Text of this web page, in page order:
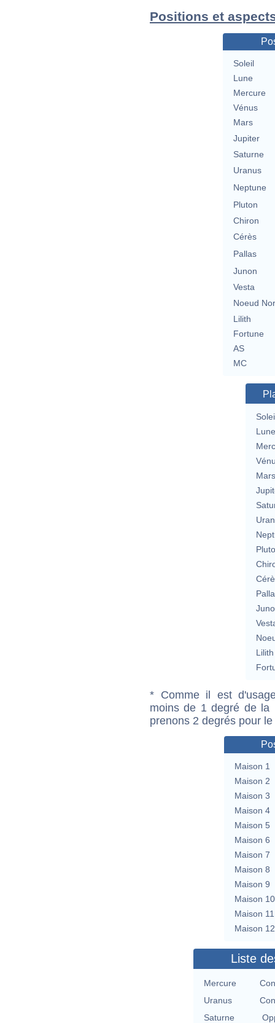
Positions et
Soleil
Lune
Mercure
Vénus
Mars
Jupiter
Saturne
Uranus
Neptune
Pluton
Chiron
Cérès
Pallas
Junon
Vesta
Noeud
Lilith
Fortune
AS
MC
Lune
Mars
Lilith
* Comme il est
moins de 1 degré de la
prenons 2 degrés pour
Maison 1
Maison 2
Maison 3
Maison 4
Maison 5
Maison 6
Maison 7
Maison 8
Maison 9
Maison 10
Maison 11
Maison 12
Liste
Mercure
Uranus
Saturne